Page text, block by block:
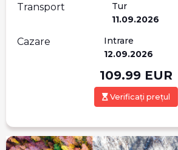
Transport
Tur
11.09.2026
Cazare
Intrare
12.09.2026
109.99 EUR
Verificați prețul